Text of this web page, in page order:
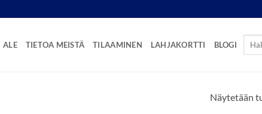
ALE TIETOA MEISTÄ TILAAMINEN LAHJAKORTTI BLOGI
Etsi:
Näytetään